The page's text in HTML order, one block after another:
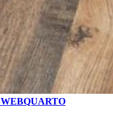
WEBQUARTO